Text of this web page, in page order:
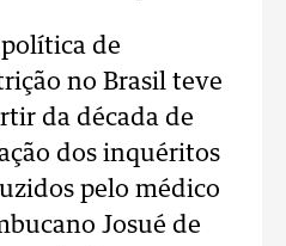
de
no Brasil teve
da década de
dos inquéritos
pelo médico
Josué de